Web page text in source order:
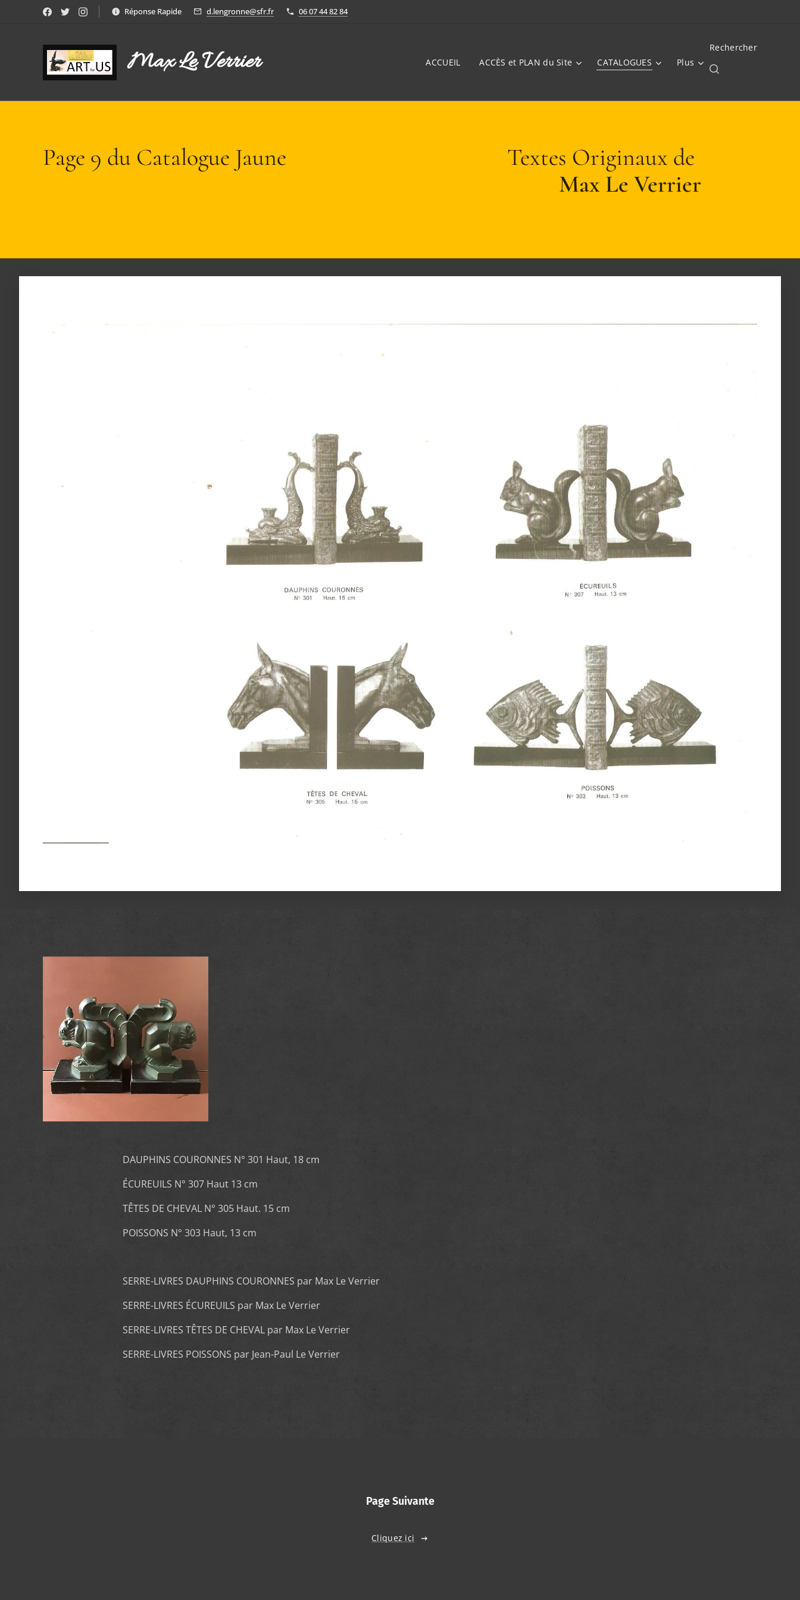
Réponse Rapide d.lengronne@sfr.fr 06 07 44 82 84
Max Le Verrier ACCUEIL ACCÈS et PLAN du Site CATALOGUES Plus
Rechercher
Page 9 du Catalogue Jaune
Textes Originaux de
Max Le Verrier
DAUPHINS COURONNES N° 301 Haut, 18 cm
ÉCUREUILS N° 307 Haut 13 cm
TÊTES DE CHEVAL N° 305 Haut. 15 cm
POISSONS N° 303 Haut, 13 cm
SERRE-LIVRES DAUPHINS COURONNES par Max Le Verrier
SERRE-LIVRES ÉCUREUILS par Max Le Verrier
SERRE-LIVRES TÊTES DE CHEVAL par Max Le Verrier
SERRE-LIVRES POISSONS par Jean-Paul Le Verrier
Page Suivante
Cliquez ici